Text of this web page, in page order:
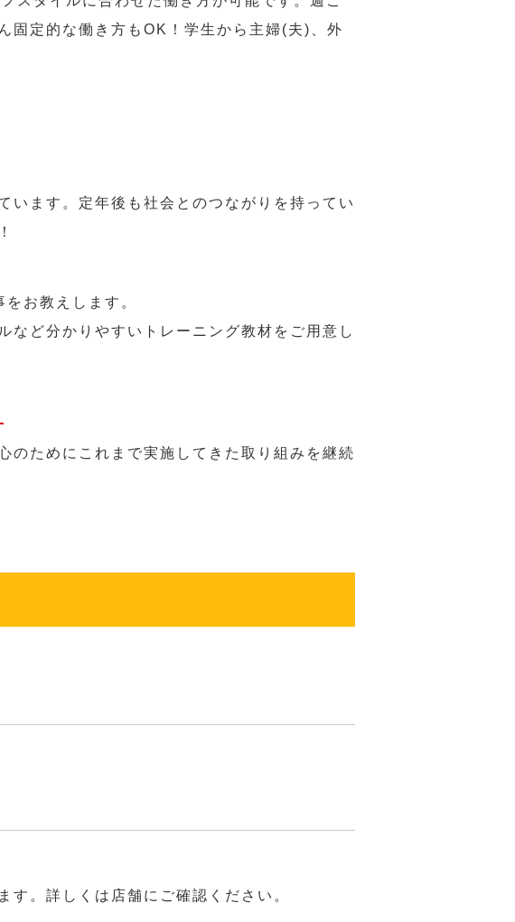
固定的な働き方もOK！学生から主婦(夫)、外
ます。定年後も社会とのつながりを持ってい
お教えします。
など分かりやすいトレーニング教材をご用意し
のためにこれまで実施してきた取り組みを継続
。詳しくは店舗にご確認ください。